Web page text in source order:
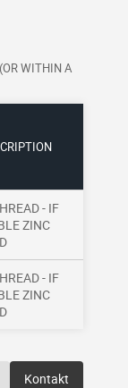
WITHIN A
- IF
ZINC
- IF
ZINC
Kontakt